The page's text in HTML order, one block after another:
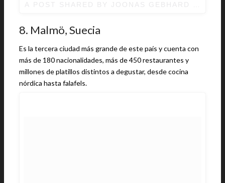
8. Malmö, Suecia
Es la tercera ciudad más grande de este país y cuenta con
más de 180 nacionalidades, más de 450 restaurantes y
millones de platillos distintos a degustar, desde cocina
nórdica hasta falafels.